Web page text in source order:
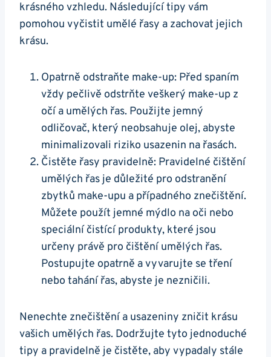
krásného vzhledu. Následující tipy vám
pomohou vyčistit umělé řasy a zachovat jejich
krásu.
Opatrně odstraňte make-up: Před spaním
vždy pečlivě odstrňte veškerý make-up z
očí a umělých řas. Použijte jemný
odličovač, který neobsahuje olej, abyste
minimalizovali riziko usazenin na řasách.
Čistěte řasy pravidelně: Pravidelné čištění
umělých řas je důležité pro odstranění
zbytků make-upu a případného znečištění.
Můžete použít jemné mýdlo na oči nebo
speciální čistící produkty, které jsou
určeny právě pro čištění umělých řas.
Postupujte opatrně a vyvarujte se tření
nebo tahání řas, abyste je nezničili.
Nenechte znečištění a usazeniny zničit krásu
vašich umělých řas. Dodržujte tyto jednoduché
tipy a pravidelně je čistěte, aby vypadaly stále